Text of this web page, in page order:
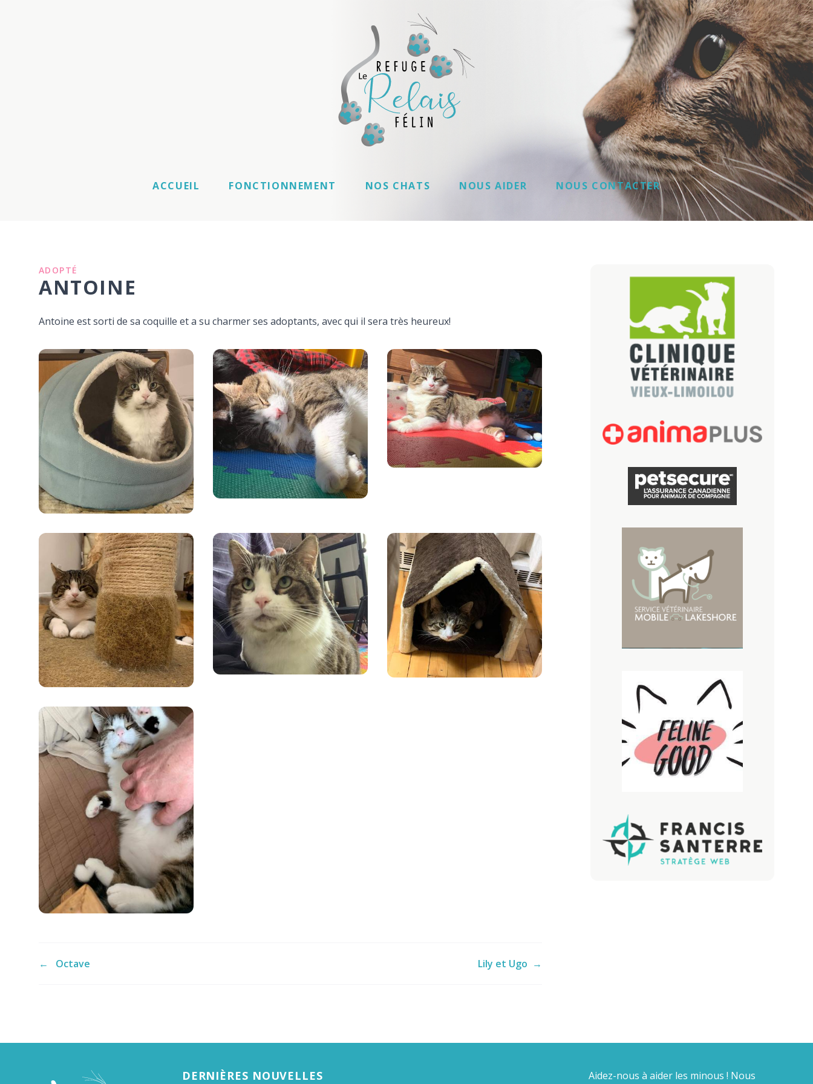
ACCUEIL FONCTIONNEMENT NOS CHATS NOUS AIDER NOUS CONTACTER
ADOPTÉ
ANTOINE
Antoine est sorti de sa coquille et a su charmer ses adoptants, avec qui il sera très heureux!
← Octave Lily et Ugo →
DERNIÈRES NOUVELLES Aidez-nous à aider les minous ! Nous